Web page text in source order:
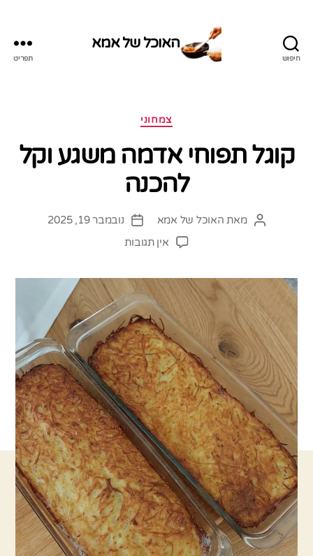
חיפוש
האוכל של אמא
תפריט
קטגוריותצמחוני
קוגל תפוחי אדמה משגע וקל
להכנה
המחבר
מאת האוכל של אמא
תאריךנובמבר 19, 2025
אין תגובותעל
אדמה
משגע
וקל
להכנה